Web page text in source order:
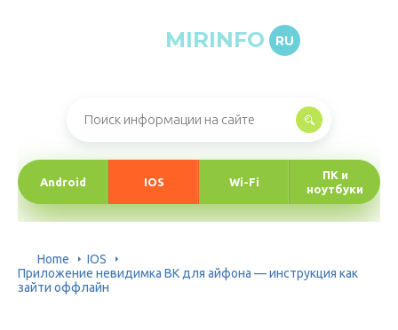
MIRINFO RU
Android IOS Wi-Fi
ПК и
ноутбуки
Home
IOS
Приложение невидимка ВК для айфона — инструкция как
зайти оффлайн